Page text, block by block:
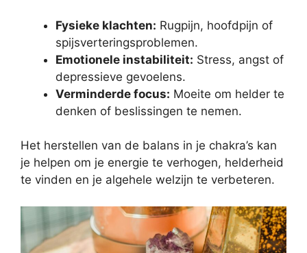
Fysieke klachten: Rugpijn, hoofdpijn of
spijsverteringsproblemen.
Emotionele instabiliteit: Stress, angst of
depressieve gevoelens.
Verminderde focus: Moeite om helder te
denken of beslissingen te nemen.
Het herstellen van de balans in je chakra’s kan
je helpen om je energie te verhogen, helderheid
te vinden en je algehele welzijn te verbeteren.